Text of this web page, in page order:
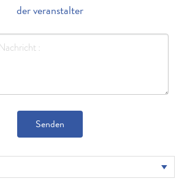
der veranstalter
Senden